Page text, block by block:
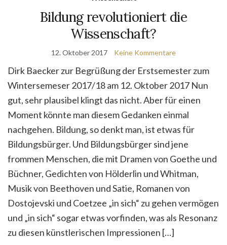
Bildung revolutioniert die
Wissenschaft?
12. Oktober 2017 Keine Kommentare
Dirk Baecker zur Begrüßung der Erstsemester zum
Wintersemeser 2017/18 am 12. Oktober 2017 Nun
gut, sehr plausibel klingt das nicht. Aber für einen
Moment könnte man diesem Gedanken einmal
nachgehen. Bildung, so denkt man, ist etwas für
Bildungsbürger. Und Bildungsbürger sind jene
frommen Menschen, die mit Dramen von Goethe und
Büchner, Gedichten von Hölderlin und Whitman,
Musik von Beethoven und Satie, Romanen von
Dostojevski und Coetzee „in sich“ zu gehen vermögen
und „in sich“ sogar etwas vorfinden, was als Resonanz
zu diesen künstlerischen Impressionen […]